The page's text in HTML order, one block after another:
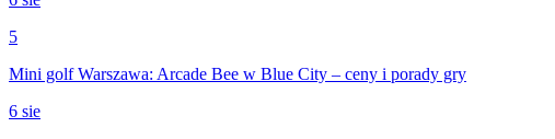
5
Mini golf Warszawa: Arcade Bee w Blue City – ceny i porady gry
6 sie